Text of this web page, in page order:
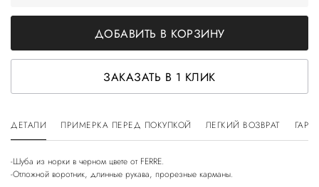
ДОБАВИТЬ В КОРЗИНУ
ЗАКАЗАТЬ В 1 КЛИК
ДЕТАЛИ ПРИМЕРКА ПЕРЕД ПОКУПКОЙ ЛЕГКИЙ ВОЗВРАТ
-Шуба из норки в черном цвете от FERRE.